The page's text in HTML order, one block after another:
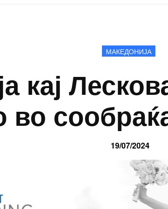
МАКЕДОНИЈА
кај
во
19/07/2024